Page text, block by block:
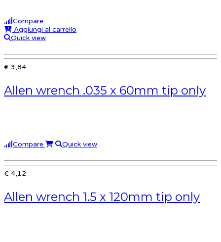
Compare
Aggiungi al carrello
Quick view
€ 3,84
Allen wrench .035 x 60mm tip only
Compare Quick view
€ 4,12
Allen wrench 1.5 x 120mm tip only